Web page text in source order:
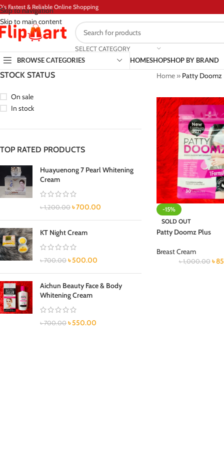
Skip to navigation
Skip to main content
Fastest & Reliable Online Shopping
SELECT CATEGORY
BROWSE CATEGORIES
HOMESHOPSHOP BY BRAND
STOCK STATUS
On sale
In stock
TOP RATED PRODUCTS
Huayuenong 7 Pearl Whitening
Cream
৳1,200.00 ৳700.00
KT Night Cream
৳700.00 ৳500.00
Aichun Beauty Face & Body
Whitening Cream
৳700.00 ৳550.00
Home» Patty Doomz
-15%
SOLD OUT
Patty Doomz Plus
Breast Cream
৳1,000.00 ৳